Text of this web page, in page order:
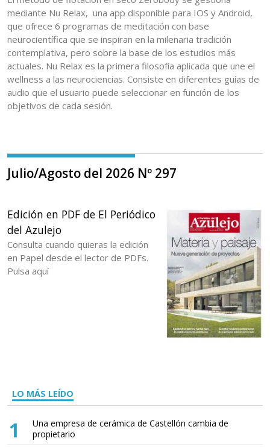
mediante Nu Relax, una app disponible para IOS y Android,
que ofrece 6 programas de meditación con base
neurocientífica que se inspiran en la milenaria tradición
contemplativa, pero sobre la base de los estudios más
actuales. Nu Relax es la primera filosofía aplicada que une el
wellness a las neurociencias. Consiste en diferentes guías de
audio que el usuario puede seleccionar en función de los
objetivos de cada sesión.
Julio/Agosto del 2026 Nº 297
Edición en PDF de El Periódico
del Azulejo
Consulta cuando quieras la edición
en Papel desde el lector de PDFs.
Pulsa aquí
LO MÁS LEÍDO
1
Una empresa de cerámica de Castellón cambia de
propietario